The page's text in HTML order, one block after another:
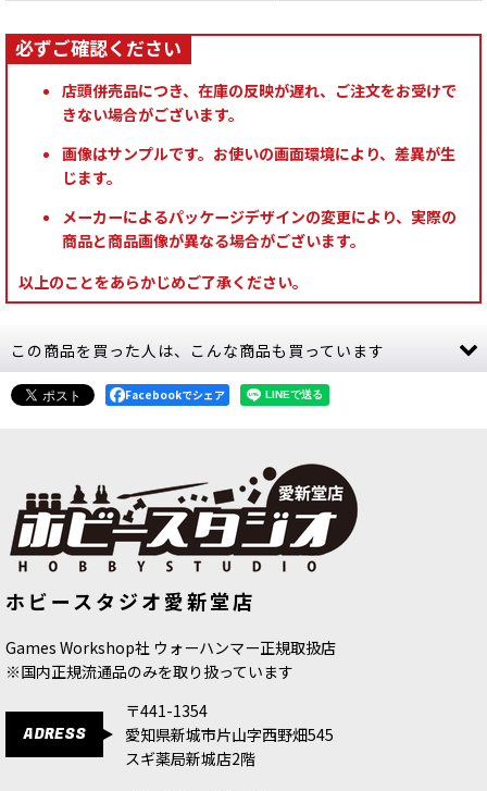
店頭併売品につき、在庫の反映が遅れ、ご注文をお受けで
きない場合がございます。
画像はサンプルです。お使いの画面環境により、差異が生
じます。
メーカーによるパッケージデザインの変更により、実際の
商品と商品画像が異なる場合がございます。
以上のことをあらかじめご了承ください。
この商品を買った人は、こんな商品も買っています
ー [WP2049]
[
Facebookでシェア
ホビースタジオ愛新堂店
Games Workshop社 ウォーハンマー正規取扱店
※国内正規流通品のみを取り扱っています
ADRESS
〒441-1354
愛知県新城市片山字西野畑545
スギ薬局新城店2階